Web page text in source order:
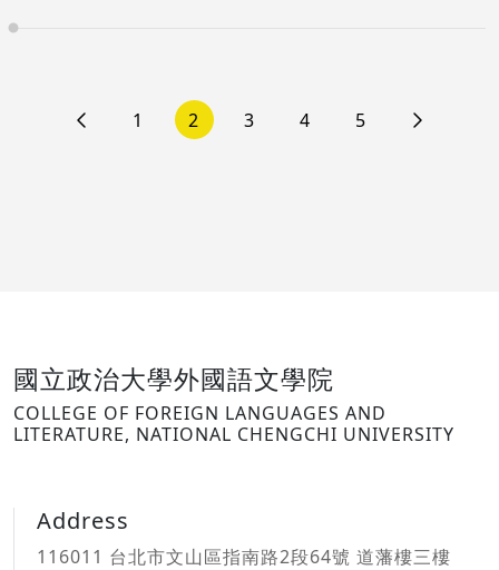
1 2 3 4 5
國立政治大學外國語文學院
COLLEGE OF FOREIGN LANGUAGES AND
LITERATURE, NATIONAL CHENGCHI UNIVERSITY
Address
116011 台北市文山區指南路2段64號 道藩樓三樓